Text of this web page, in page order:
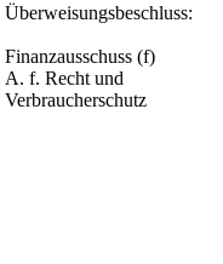
Überweisungsbeschluss:
Finanzausschuss (f)
A. f. Recht und
Verbraucherschutz